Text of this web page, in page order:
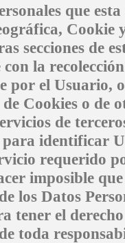
que
Cookie
secciones de
la
por el Usuario,
Cookies o de
de
identificar
requerido
imposible
los Datos
tener el
toda